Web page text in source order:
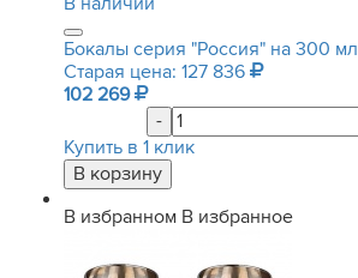
Бокалы серия "Россия" на 300 мл
Старая цена: 127 836
102 269
-
Купить в 1 клик
В избранном В избранное